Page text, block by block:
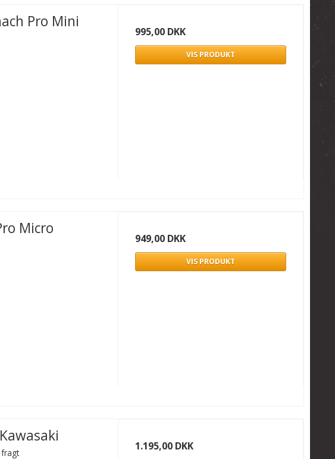
Pro Mini
995,00 DKK
VIS PRODUKT
Micro
949,00 DKK
VIS PRODUKT
fragt
1.195,00 DKK